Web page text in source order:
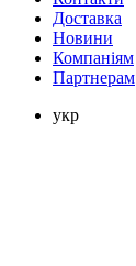
Доставка
Новини
Компаніям
Партнерам
укр